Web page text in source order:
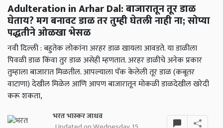
Adulteration in Arhar Dal: बाजारातून तूर डाळ
घेताय? मग बनावट डाळ तर तुम्ही घेतली नाही ना; सोप्या
पद्धतीने ओळखा भेसळ
नवी दिल्ली : बहुतेक लोकांना अरहर डाळ खायला आवडते. या डाळीला
पिवळी डाळ किंवा तुर डाळ असेही म्हणतात. अरहर डाळीचे अनेक प्रकार
तुम्हाला बाजारात मिळतील. आपल्याला पॅक केलेली तूर डाळ (कबूतर
वाटाणा) देखील मिळेल आणि आपण बाजारातून मोकळी डाळदेखील खरेदी
करू शकता,
भरत भास्कर जाधव